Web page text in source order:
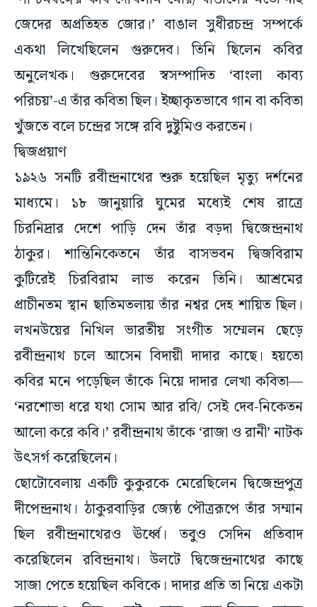
জেদের অপ্রতিহত জোর।’ বাঙাল সুধীরচন্দ্র সম্পর্কে
একথা লিখেছিলেন গুরুদেব। তিনি ছিলেন কবির
অনুলেখক। গুরুদেবের স্বসম্পাদিত ‘বাংলা কাব্য
পরিচয়’-এ তাঁর কবিতা ছিল। ইচ্ছাকৃতভাবে গান বা কবিতা
খুঁজতে বলে চন্দ্রের সঙ্গে রবি দুষ্টুমিও করতেন।
দ্বিজপ্রয়াণ
১৯২৬ সনটি রবীন্দ্রনাথের শুরু হয়েছিল মৃত্যু দর্শনের
মাধ্যমে। ১৮ জানুয়ারি ঘুমের মধ্যেই শেষ রাত্রে
চিরনিদ্রার দেশে পাড়ি দেন তাঁর বড়দা দ্বিজেন্দ্রনাথ
ঠাকুর। শান্তিনিকেতনে তাঁর বাসভবন দ্বিজবিরাম
কুটিরেই চিরবিরাম লাভ করেন তিনি। আশ্রমের
প্রাচীনতম স্থান ছাতিমতলায় তাঁর নশ্বর দেহ শায়িত ছিল।
লখনউয়ের নিখিল ভারতীয় সংগীত সম্মেলন ছেড়ে
রবীন্দ্রনাথ চলে আসেন বিদায়ী দাদার কাছে। হয়তো
কবির মনে পড়েছিল তাঁকে নিয়ে দাদার লেখা কবিতা—
‘নরশোভা ধরে যথা সোম আর রবি/ সেই দেব-নিকেতন
আলো করে কবি।’ রবীন্দ্রনাথ তাঁকে ‘রাজা ও রানী’ নাটক
উৎসর্গ করেছিলেন।
ছোটোবেলায় একটি কুকুরকে মেরেছিলেন দ্বিজেন্দ্রপুত্র
দীপেন্দ্রনাথ। ঠাকুরবাড়ির জ্যেষ্ঠ পৌত্ররূপে তাঁর সম্মান
ছিল রবীন্দ্রনাথেরও ঊর্ধ্বে। তবুও সেদিন প্রতিবাদ
করেছিলেন রবিন্দ্রনাথ। উলটে দ্বিজেন্দ্রনাথের কাছে
সাজা পেতে হয়েছিল কবিকে। দাদার প্রতি তা নিয়ে একটা